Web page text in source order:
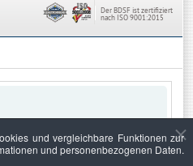
Der BDSF ist zertifiziert
nach ISO 9001:2015
und vergleichbare Funktionen zur
und personenbezogenen Daten.